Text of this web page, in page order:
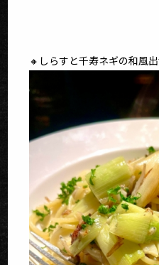
🔸しらすと千寿ネギの和風